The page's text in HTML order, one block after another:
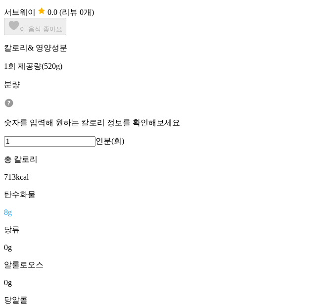
서브웨이 0.0 (리뷰 0개)
이 음식 좋아요
칼로리& 영양성분
1회 제공량(520g)
분량
숫자를 입력해 원하는 칼로리 정보를 확인해보세요
인분(회)
총 칼로리
713kcal
탄수화물
8g
당류
0g
알룰로오스
0g
당알콜